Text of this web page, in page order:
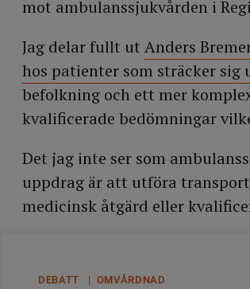
mot ambulanssjukvården i
Jag delar fullt ut Anders
hos patienter som sträcker sig
befolkning och ett mer
kvalificerade bedömningar
Det jag inte ser som
uppdrag är att utföra
medicinsk åtgärd eller
DEBATT | OMVÅRDNAD